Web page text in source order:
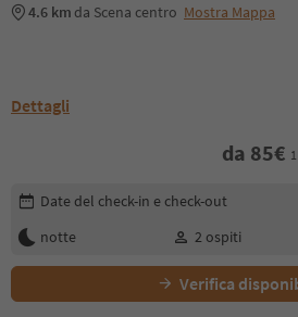
4.6 km da Scena centro Mostra Mappa
Dettagli
da 85€
Modifica i dettagli della prenotazione
Date del check-in e check-out
notte
2 ospiti
Verifica